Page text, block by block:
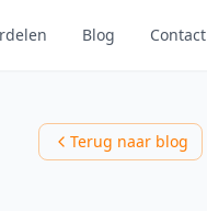
Blog Contact
Terug naar blog